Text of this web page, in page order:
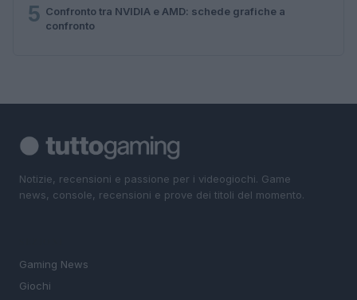
5 Confronto tra NVIDIA e AMD: schede grafiche a
confronto
Notizie, recensioni e passione per i videogiochi. Game
news, console, recensioni e prove dei titoli del momento.
Gaming News
Giochi